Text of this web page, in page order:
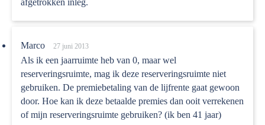
afgetrokken inleg.
Marco 27 juni 2013
Als ik een jaarruimte heb van 0, maar wel
reserveringsruimte, mag ik deze reserveringsruimte niet
gebruiken. De premiebetaling van de lijfrente gaat gewoon
door. Hoe kan ik deze betaalde premies dan ooit verrekenen
of mijn reserveringsruimte gebruiken? (ik ben 41 jaar)